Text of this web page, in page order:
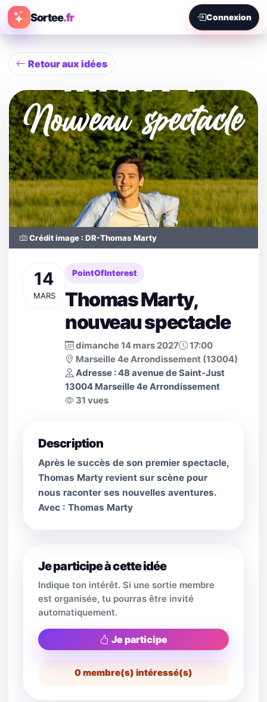
Sortee.fr Connexion
Retour aux idées
Crédit image : DR-Thomas Marty
14
MARS
PointOfInterest
Thomas Marty,
nouveau spectacle
dimanche 14 mars 2027
17:00
Marseille 4e Arrondissement (13004)
Adresse : 48 avenue de Saint­-Just
13004 Marseille 4e Arrondissement
31 vues
Description
Après le succès de son premier spectacle,
Thomas Marty revient sur scène pour
nous raconter ses nouvelles aventures.
Avec : Thomas Marty
Je participe à cette idée
Indique ton intérêt. Si une sortie membre
est organisée, tu pourras être invité
automatiquement.
Je participe
0membre(s) intéressé(s)